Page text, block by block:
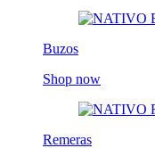
Buzos
Shop now
Remeras